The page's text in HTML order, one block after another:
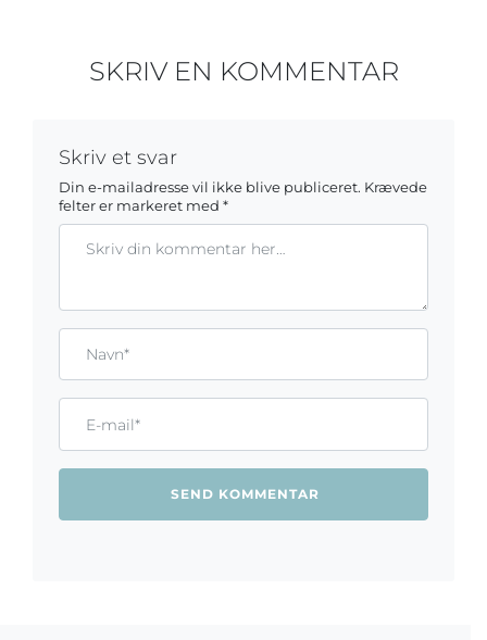
SKRIV EN KOMMENTAR
Skriv et svar
Din e-mailadresse vil ikke blive publiceret. Krævede
felter er markeret med *